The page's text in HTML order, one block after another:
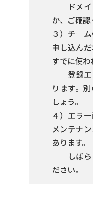
ドメイ
か、ご確認
３）チー
申し込ん
すでに使わ
登録エ
ります。
しょう。
４）エラ
メンテナ
あります。
しばら
ださい。